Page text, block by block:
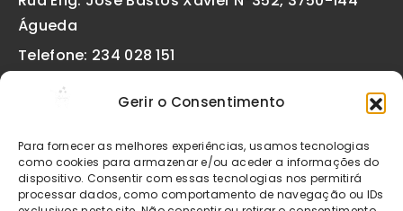
Gerir o Consentimento
Para fornecer as melhores experiências, usamos tecnologias
como cookies para armazenar e/ou aceder a informações do
dispositivo. Consentir com essas tecnologias nos permitirá
processar dados, como comportamento de navegação ou IDs
Águeda
Telefone: 234 028 151
geral@etiquetas-online.pt
Os preços indicados incluem IVA à taxa legal em vigor. Todos